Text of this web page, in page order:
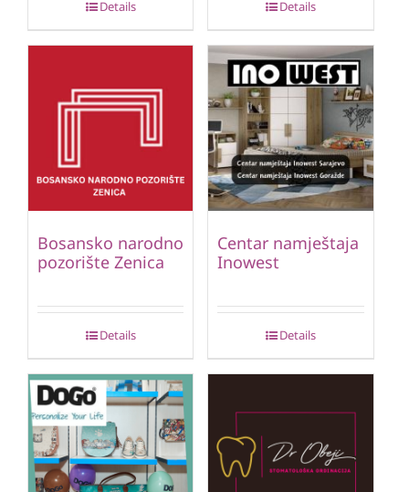
Details Details
Bosansko narodno
pozorište Zenica
Details
Centar namještaja
Inowest
Details